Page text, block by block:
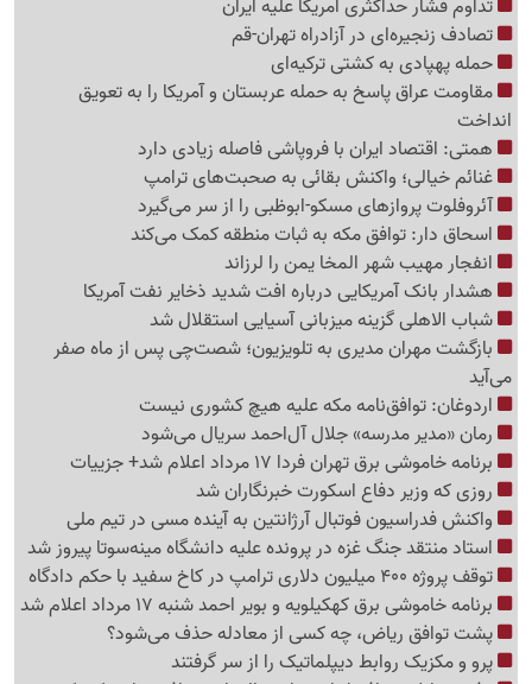
تداوم فشار حداکثری آمریکا علیه ایران
تصادف زنجیره‌ای در آزادراه تهران-قم
حمله پهپادی به کشتی ترکیه‌ای
مقاومت عراق پاسخ به حمله عربستان و آمریکا را به تعویق
انداخت
همتی: اقتصاد ایران با فروپاشی فاصله زیادی دارد
غنائم خیالی؛ واکنش بقائی به صحبت‌های ترامپ
آئروفلوت پروازهای مسکو-ابوظبی را از سر می‌گیرد
اسحاق دار: توافق مکه به ثبات منطقه کمک می‌کند
انفجار مهیب شهر المخا یمن را لرزاند
هشدار بانک آمریکایی درباره افت شدید ذخایر نفت آمریکا
شباب الاهلی گزینه میزبانی آسیایی استقلال شد
بازگشت مهران مدیری به تلویزیون؛ شصت‌چی پس از ماه صفر
می‌آید
اردوغان: توافق‌نامه مکه علیه هیچ کشوری نیست
رمان «مدیر مدرسه» جلال آل‌احمد سریال می‌شود
برنامه خاموشی برق تهران فردا 17 مرداد اعلام شد+ جزییات
روزی که وزیر دفاع اسکورت خبرنگاران شد
واکنش فدراسیون فوتبال آرژانتین به آینده مسی در تیم ملی
استاد منتقد جنگ غزه در پرونده علیه دانشگاه مینه‌سوتا پیروز شد
توقف پروژه 400 میلیون دلاری ترامپ در کاخ سفید با حکم دادگاه
برنامه خاموشی برق کهکیلویه و بویر احمد شنبه 17 مرداد اعلام شد
پشت توافق ریاض، چه کسی از معادله حذف می‌شود؟
پرو و مکزیک روابط دیپلماتیک را از سر گرفتند